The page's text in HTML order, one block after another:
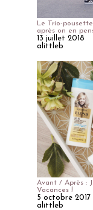
Le Trio-
après on en
13 juillet 2018
alittleb
Avant / Après :
Vacances !
5 octobre 2017
alittleb